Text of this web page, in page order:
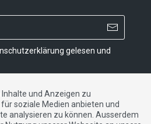
gelesen und
|Kontakt
und Anzeigen zu
soziale Medien anbieten und
analysieren zu können. Ausserdem